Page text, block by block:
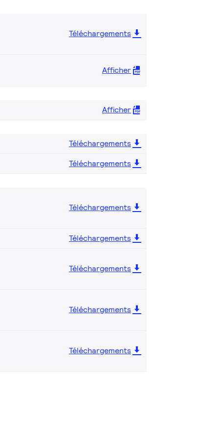
Téléchargements
Afficher
Afficher
Téléchargements
Téléchargements
Téléchargements
Téléchargements
Téléchargements
Téléchargements
Téléchargements